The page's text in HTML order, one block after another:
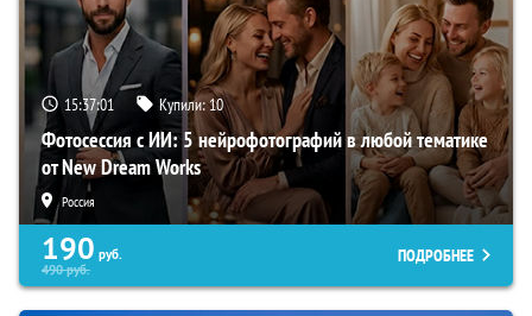
15:37:00 Купили:10
Фотосессия с ИИ: 5 нейрофотографий в любой тематике
от New Dream Works
Россия
190 руб.
490руб.
ПОДРОБНЕЕ